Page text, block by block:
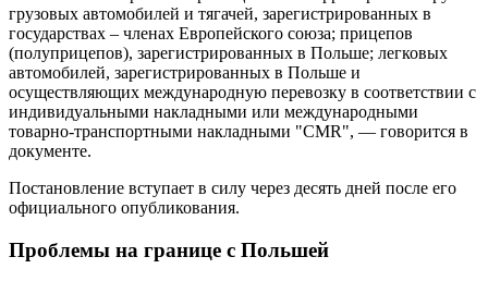
грузовых автомобилей и тягачей, зарегистрированных в
государствах – членах Европейского союза; прицепов
(полуприцепов), зарегистрированных в Польше; легковых
автомобилей, зарегистрированных в Польше и
осуществляющих международную перевозку в соответствии с
индивидуальными накладными или международными
товарно-транспортными накладными "CMR", — говорится в
документе.
Постановление вступает в силу через десять дней после его
официального опубликования.
Проблемы на границе с Польшей